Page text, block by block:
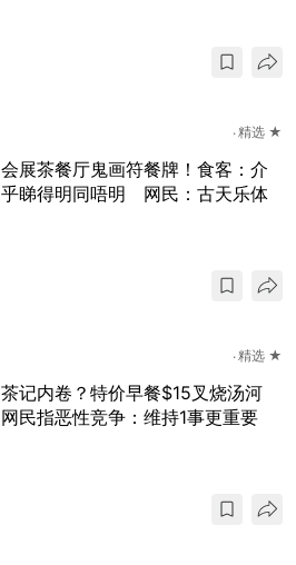
精选 ★
会展茶餐厅鬼画符餐牌！食客：介
乎睇得明同唔明 网民：古天乐体
精选 ★
茶记内卷？特价早餐$15叉烧汤河
网民指恶性竞争：维持1事更重要